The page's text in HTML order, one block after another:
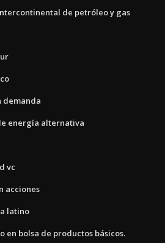
de petróleo y gas
demanda
energía alternativa
vc
acciones
latino
en bolsa de productos básicos.